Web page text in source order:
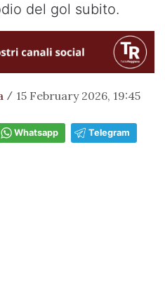
del gol subito.
/ 15 February 2026, 19:45
Whatsapp Telegram